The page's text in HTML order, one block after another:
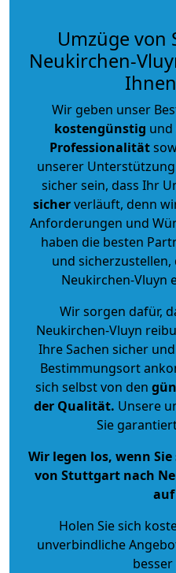
Umzüge von
Neukirchen-
Wir geben unser
kostengünstig und
Professionalität
unserer
sicher sein, dass Ihr
sicherverläuft, denn
Anforderungen und
haben die besten
und
Neukirchen-Vluyn
Wir sorgen dafür,
Neukirchen-Vluyn
Ihre Sachen sicher
Bestimmungsort
sich selbst von den
der Qualität. Unsere
Sie
Wir legen los, wenn
von Stuttgart nach
auf
Holen Sie sich
unverbindliche